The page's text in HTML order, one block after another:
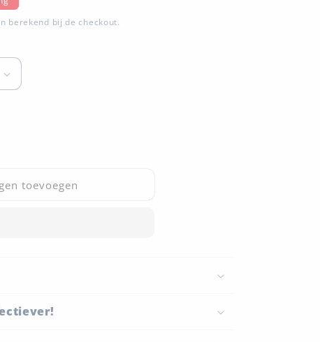
berekend bij de checkout.
toevoegen